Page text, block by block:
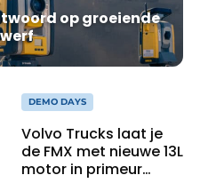
op groeiende
DEMO DAYS
Volvo Trucks laat je
de FMX met nieuwe 13L
motor in primeur